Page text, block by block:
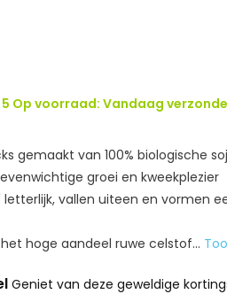
5 Op voorraad: Vandaag
gemaakt van 100% biologische
groei en kweekplezier
letterlijk, vallen uiteen en vormen
hoge aandeel ruwe celstof...
Geniet van deze geweldige